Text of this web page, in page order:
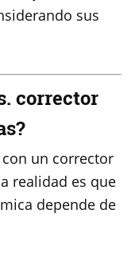
sus
corrector
un corrector
realidad es que
depende de